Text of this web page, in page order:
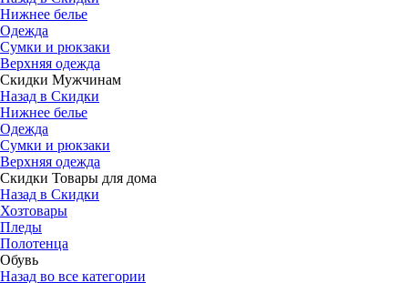
Нижнее белье
Одежда
Сумки и рюкзаки
Верхняя одежда
Скидки Мужчинам
Назад в Скидки
Нижнее белье
Одежда
Сумки и рюкзаки
Верхняя одежда
Скидки Товары для дома
Назад в Скидки
Хозтовары
Пледы
Полотенца
Обувь
Назад во все категории